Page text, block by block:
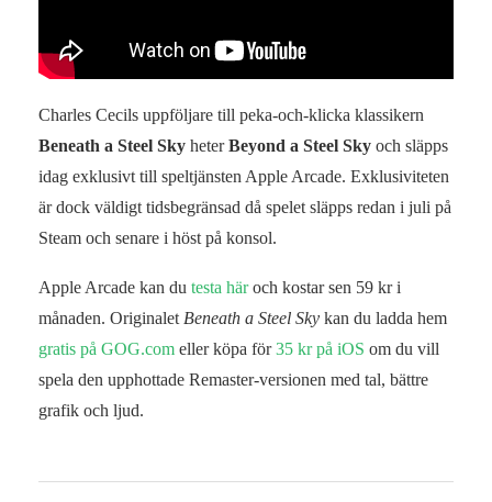
Charles Cecils uppföljare till peka-och-klicka klassikern
Beneath a Steel Sky heterBeyond a Steel Sky och släpps
idag exklusivt till speltjänsten Apple Arcade. Exklusiviteten
är dock väldigt tidsbegränsad då spelet släpps redan i juli på
Steam och senare i höst på konsol.
Apple Arcade kan du testa häroch kostar sen 59 kr i
månaden. OriginaletBeneath a Steel Sky kan du ladda hem
gratis på GOG.com eller köpa för35 kr på iOS om du vill
spela den upphottade Remaster-versionen med tal, bättre
grafik och ljud.